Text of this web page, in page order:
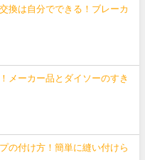
換は自分でできる！ブレーカ
メーカー品とダイソーのすき
の付け方！簡単に縫い付けら